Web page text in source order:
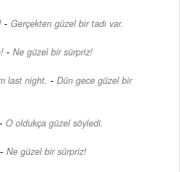
- Gerçekten güzel bir tadı var.
- Ne güzel bir sürpriz!
last night. - Dün gece güzel bir
- O oldukça güzel söyledi.
- Ne güzel bir sürpriz!